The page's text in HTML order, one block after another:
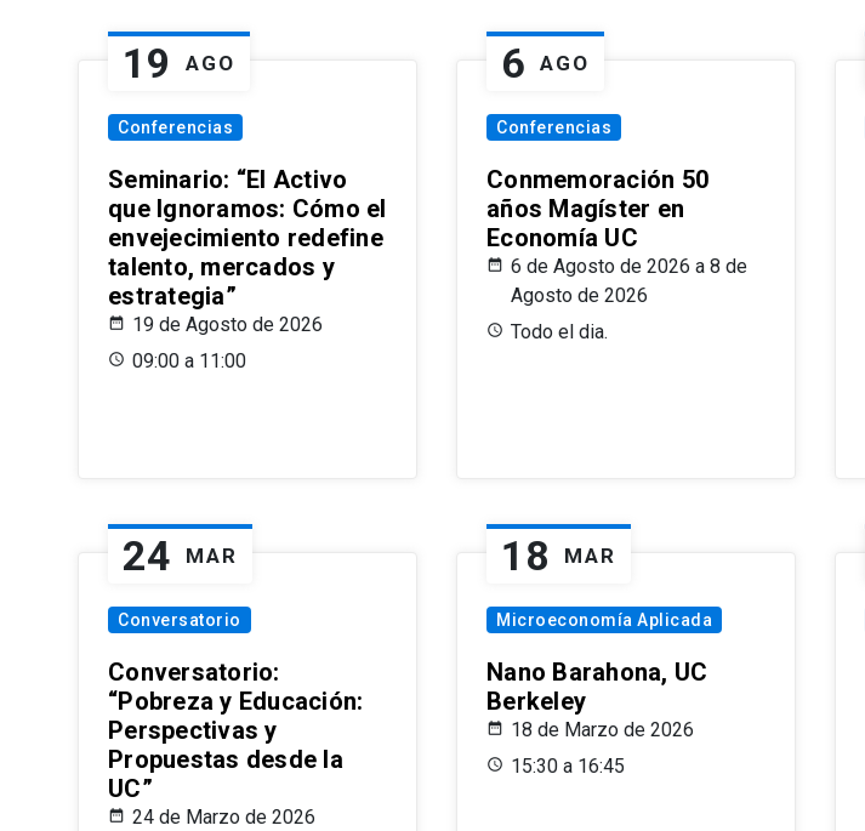
19 AGO
Conferencias
Seminario: “El Activo
que Ignoramos: Cómo el
envejecimiento redefine
talento, mercados y
estrategia”
19 de Agosto de 2026
09:00 a 11:00
6 AGO
Conferencias
Conmemoración 50
años Magíster en
Economía UC
6 de Agosto de 2026 a 8 de
Agosto de 2026
Todo el dia.
24 MAR
Conversatorio
Conversatorio:
“Pobreza y Educación:
Perspectivas y
Propuestas desde la
UC”
24 de Marzo de 2026
18 MAR
Microeconomía Aplicada
Nano Barahona, UC
Berkeley
18 de Marzo de 2026
15:30 a 16:45